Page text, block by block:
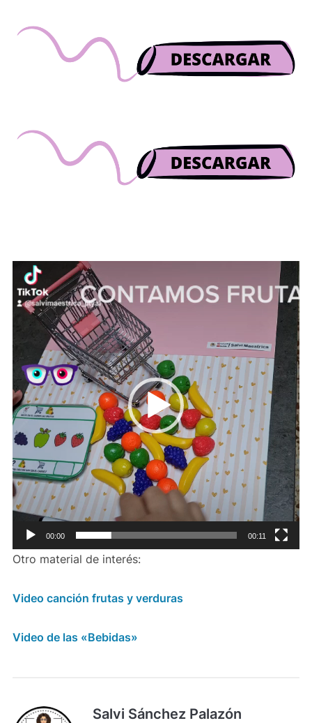
Reproductor
de
vídeo
00:00 00:11
Otro material de interés:
Video canción frutas y verduras
Video de las «Bebidas»
Salvi Sánchez Palazón